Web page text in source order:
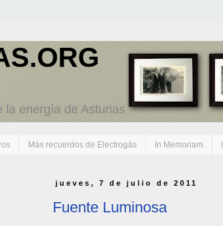
la energía de Asturias
Más recuerdos de Electrogás In Memoriam
jueves, 7 de julio de 2011
Fuente Luminosa